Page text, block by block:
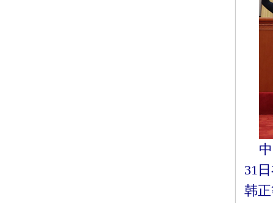
31
韩